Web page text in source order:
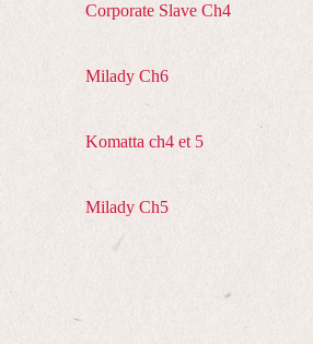
Corporate Slave Ch4
Milady Ch6
Komatta ch4 et 5
Milady Ch5